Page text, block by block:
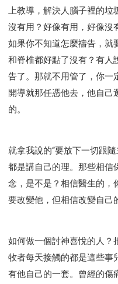
上教導，解決人腦子裡的垃
沒有用？好像有用，好像沒
如果你不知道怎麼禱告，就
和脊椎都好點了沒有？有人
告了。那就不用管了，你一
開導就那任憑他去，他自己
的。
就拿我說的“要放下一切跟
都是講自己的理。那些相信
念，是不是？相信醫生的，
要改變他，但相信改變自己
如何做一個討神喜悅的人？
牧者每天接觸的都是這些事
有他自己的一套。曾經的傷